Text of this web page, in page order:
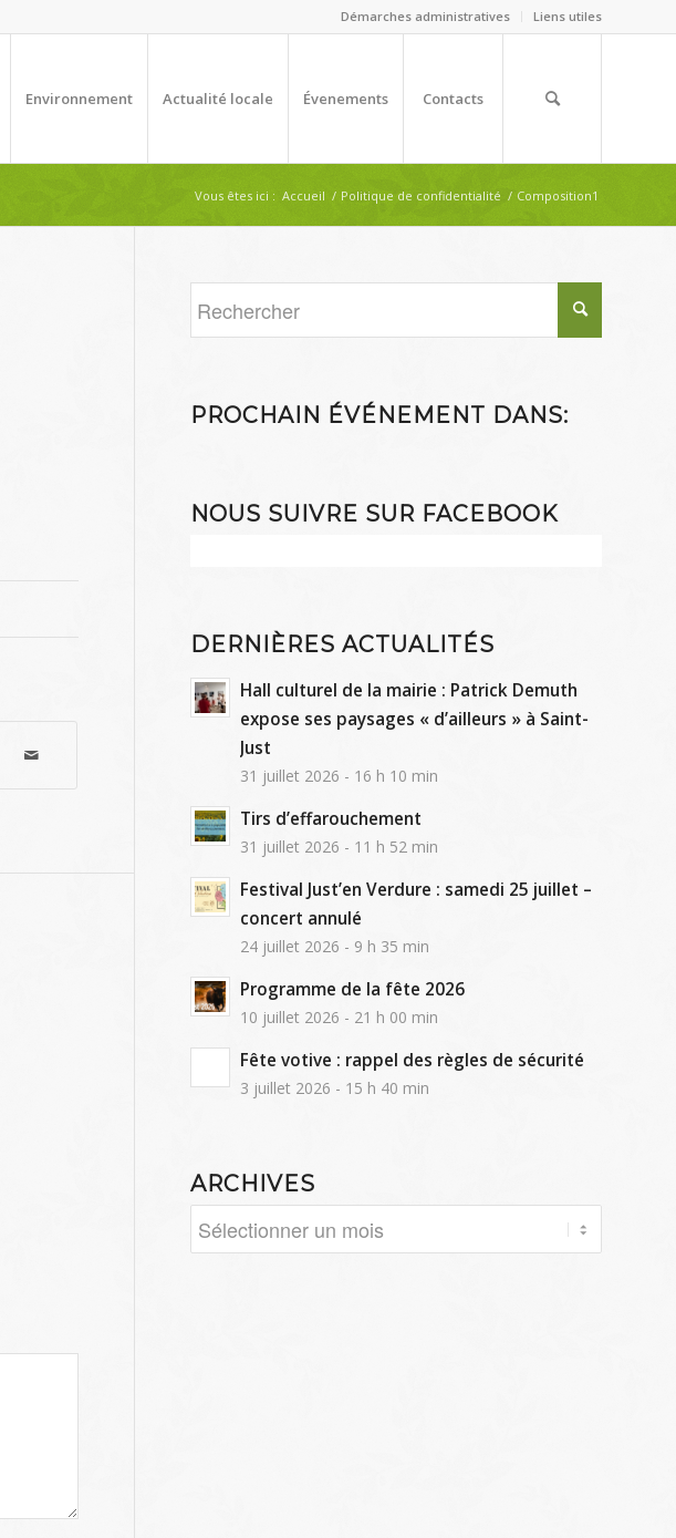
Démarches administratives Liens utiles
Environnement Actualité locale Évenements Contacts
Vous êtes ici : Accueil / Politique de confidentialité / Composition1
PROCHAIN ÉVÉNEMENT DANS:
NOUS SUIVRE SUR FACEBOOK
DERNIÈRES ACTUALITÉS
Hall culturel de la mairie : Patrick Demuth
expose ses paysages « d’ailleurs » à Saint-
Just
31 juillet 2026 - 16 h 10 min
Tirs d’effarouchement
31 juillet 2026 - 11 h 52 min
Festival Just’en Verdure : samedi 25 juillet –
concert annulé
24 juillet 2026 - 9 h 35 min
Programme de la fête 2026
10 juillet 2026 - 21 h 00 min
Fête votive : rappel des règles de sécurité
3 juillet 2026 - 15 h 40 min
ARCHIVES